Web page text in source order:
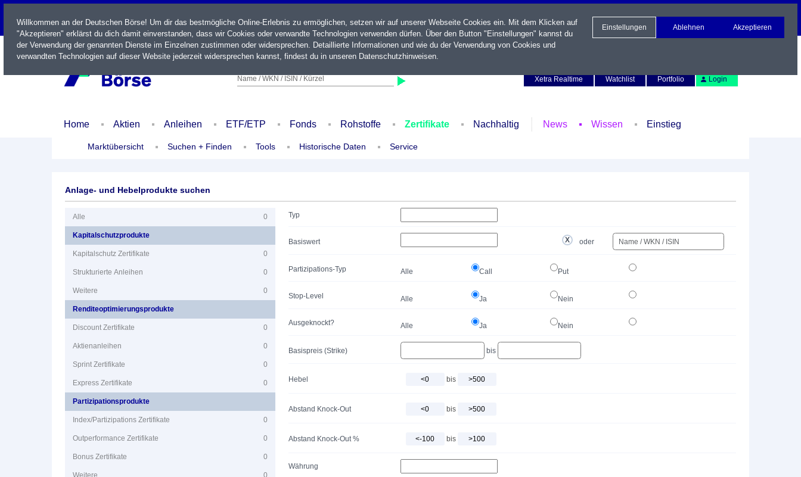
LIVE
Name / WKN / ISIN / Kürzel
Xetra Realtime
Watchlist Portfolio Login
Home Aktien Anleihen ETF/ETP Fonds Rohstoffe Zertifikate Nachhaltig News Wissen Einstieg
Marktübersicht Suchen + Finden Tools Historische Daten Service
Anlage- und Hebelprodukte suchen
Alle 0
Kapitalschutzprodukte
Kapitalschutz Zertifikate 0
Strukturierte Anleihen 0
Weitere 0
Renditeoptimierungsprodukte
Discount Zertifikate 0
Aktienanleihen 0
Sprint Zertifikate 0
Express Zertifikate 0
Partizipationsprodukte
Index/Partizipations Zertifikate 0
Outperformance Zertifikate 0
Bonus Zertifikate 0
Weitere 0
Typ
Basiswert oder
Partizipations-Typ Alle Call Put
Stop-Level Alle Ja Nein
Ausgeknockt? Alle Ja Nein
Basispreis (Strike) bis
Hebel bis
Abstand Knock-Out bis
Abstand Knock-Out % bis
Währung
Willkommen an der Deutschen Börse! Um dir das bestmögliche Online-Erlebnis zu ermöglichen, setzen wir auf unserer Webseite Cookies ein. Mit dem Klicken auf
"Akzeptieren" erklärst du dich damit einverstanden, dass wir Cookies oder verwandte Technologien verwenden dürfen. Über den Button "Einstellungen" kannst du
der Verwendung der genannten Dienste im Einzelnen zustimmen oder widersprechen. Detaillierte Informationen und wie du der Verwendung von Cookies und
verwandten Technologien auf dieser Website jederzeit widersprechen kannst, findest du in unseren Datenschutzhinweisen.
Einstellungen Ablehnen Akzeptieren